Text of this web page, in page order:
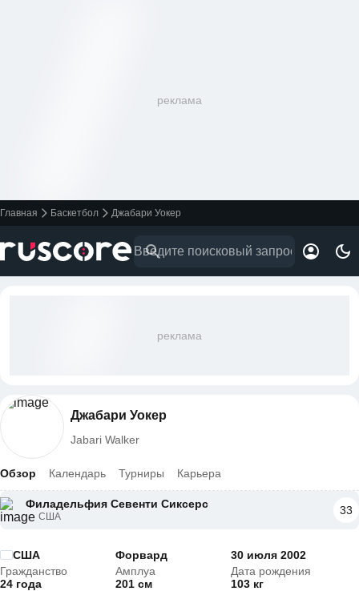
реклама
Главная Баскетбол Джабари Уокер
реклама
Джабари Уокер
Jabari Walker
Обзор Календарь Турниры Карьера
Филадельфия Севенти Сиксерс
США 33
США
Гражданство
Форвард
Амплуа
30 июля 2002
Дата рождения
24 года
201 см
103 кг